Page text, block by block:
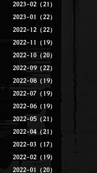
2023-02（21）
2023-01（22）
2022-12（22）
2022-11（19）
2022-10（20）
2022-09（22）
2022-08（19）
2022-07（19）
2022-06（19）
2022-05（21）
2022-04（21）
2022-03（17）
2022-02（19）
2022-01（20）